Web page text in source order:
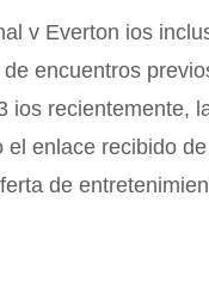
v Everton ios
encuentros
recientemente,
enlace recibido
de